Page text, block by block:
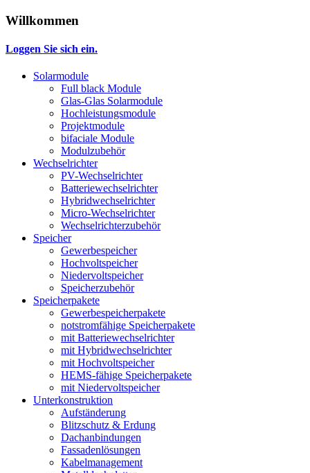
Willkommen
Loggen Sie sich ein.
Solarmodule
Full black Module
Glas-Glas Solarmodule
Hochleistungsmodule
Projektmodule
bifaciale Module
Modulzubehör
Wechselrichter
PV-Wechselrichter
Batteriewechselrichter
Hybridwechselrichter
Micro-Wechselrichter
Wechselrichterzubehör
Speicher
Gewerbespeicher
Hochvoltspeicher
Niedervoltspeicher
Speicherzubehör
Speicherpakete
Gewerbespeicherpakete
notstromfähige Speicherpakete
mit Batteriewechselrichter
mit Hybridwechselrichter
mit Hochvoltspeicher
HEMS-fähige Speicherpakete
mit Niedervoltspeicher
Unterkonstruktion
Aufständerung
Blitzschutz & Erdung
Dachanbindungen
Fassadenlösungen
Kabelmanagement